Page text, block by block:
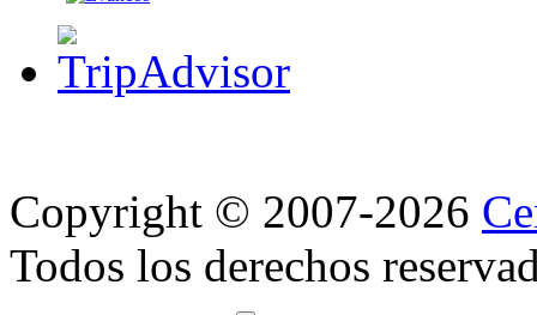
Copyright © 2007-2026
Todos los derechos